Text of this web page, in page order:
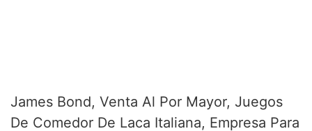
James Bond, Venta Al Por Mayor, Juegos
De Comedor De Laca Italiana, Empresa Para